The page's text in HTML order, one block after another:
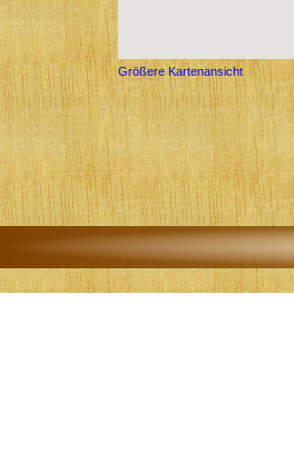
Größere Kartenansicht